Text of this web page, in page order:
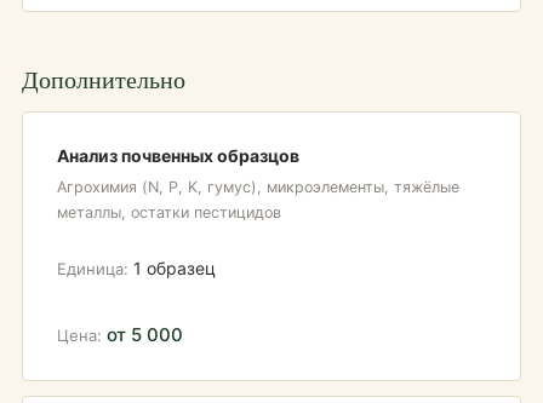
Дополнительно
Анализ почвенных образцов
Агрохимия (N, P, K, гумус), микроэлементы, тяжёлые
металлы, остатки пестицидов
1 образец
от 5 000